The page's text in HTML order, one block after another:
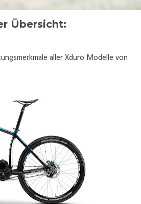
Übersicht:
aller Xduro Modelle von